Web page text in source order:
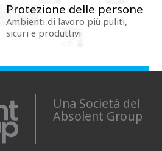
Protezione delle persone
Ambienti di lavoro più puliti,
sicuri e produttivi
Una Società del
Absolent Group